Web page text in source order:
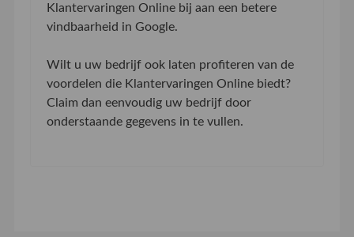
Klantervaringen Online bij aan een betere
vindbaarheid in Google.
Wilt u uw bedrijf ook laten profiteren van de
voordelen die Klantervaringen Online biedt?
Claim dan eenvoudig uw bedrijf door
onderstaande gegevens in te vullen.